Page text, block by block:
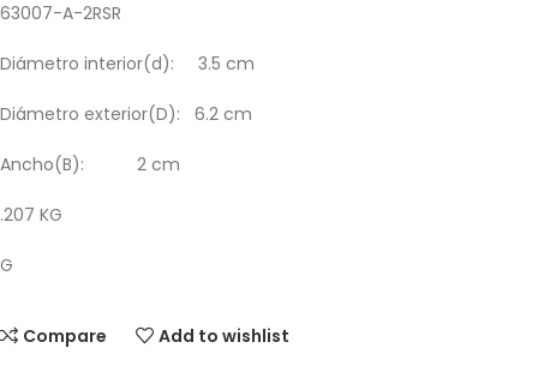
63007-A-2RSR
Diámetro interior(d): 3.5 cm
Diámetro exterior(D): 6.2 cm
Ancho(B): 2 cm
.207 KG
G
Compare Add to wishlist